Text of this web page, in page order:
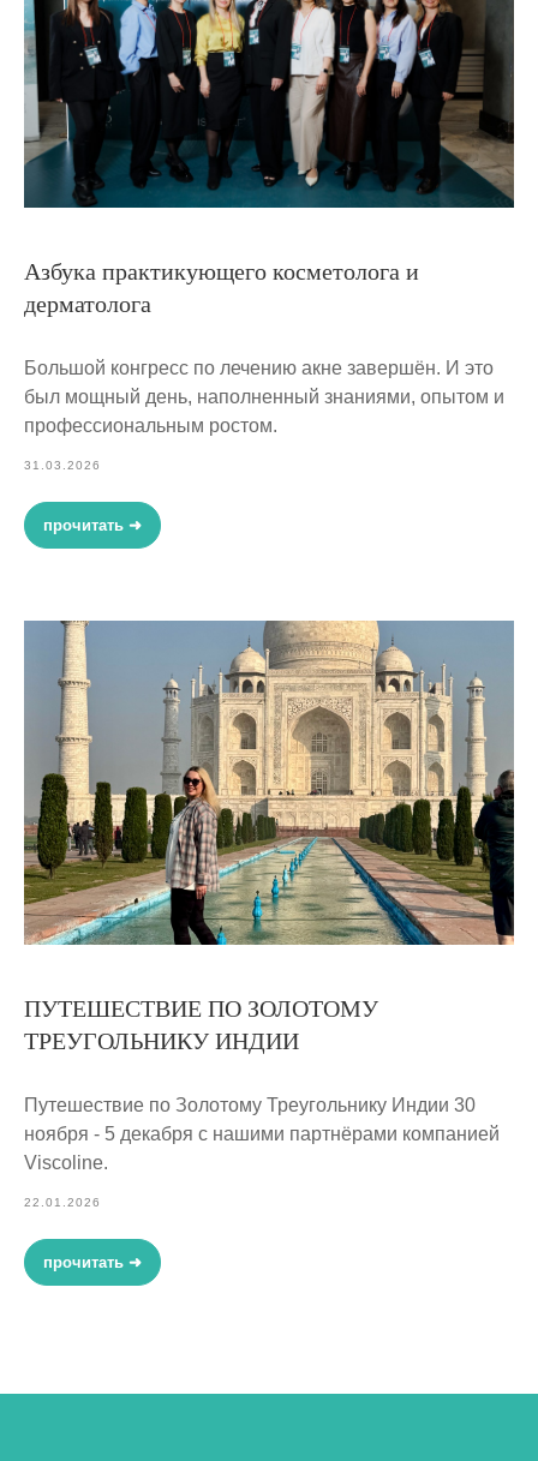
Азбука практикующего косметолога и
дерматолога
Большой конгресс по лечению акне завершён. И это
был мощный день, наполненный знаниями, опытом и
профессиональным ростом.
31.03.2026
прочитать ➜
ПУТЕШЕСТВИЕ ПО ЗОЛОТОМУ
ТРЕУГОЛЬНИКУ ИНДИИ
Путешествие по Золотому Треугольнику Индии 30
ноября - 5 декабря с нашими партнёрами компанией
Viscoline.
22.01.2026
прочитать ➜